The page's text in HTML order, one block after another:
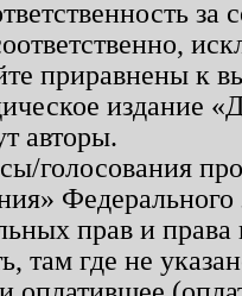
приравнены к
издание
авторы.
голосования
прав и
там где не